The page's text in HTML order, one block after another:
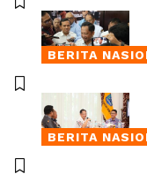
BERITA
BERITA